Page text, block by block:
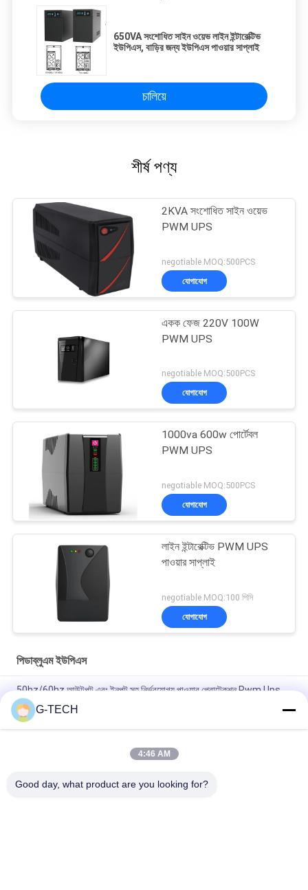
650VA সংশোধিত সাইন ওয়েভ লাইন ইন্টারেক্টিভ
ইউপিএস, বাড়ির জন্য ইউপিএস পাওয়ার সাপ্লাই
চালিয়ে
শীর্ষ পণ্য
2KVA সংশোধিত সাইন ওয়েভ
PWM UPS
negotiable MOQ:500PCS
যোগাযোগ
একক ফেজ 220V 100W
PWM UPS
negotiable MOQ:500PCS
যোগাযোগ
1000va 600w পোর্টেবল
PWM UPS
negotiable MOQ:500PCS
যোগাযোগ
লাইন ইন্টারেক্টিভ PWM UPS
পাওয়ার সাপ্লাই
negotiable MOQ:100 পিসি
যোগাযোগ
পিডাব্লুএম ইউপিএস
50hz/60hz আউটপুট এবং ইনপুট সহ নির্ভরযোগ্য পাওয়ার প্রোটেকশন Pwm Ups
1000VA 600W সংশোধিত সাইন ওয়েভ লাইন ইন্টারেক্টিভ ইউপিএস, কম্পিউটারের জন্য
ইউপিএস
অফিস পাওয়ার ব্যাকআপের জন্য লাইন-ইন্টারেক্টিভ ইউপিএস 400-2000va(প্লাস্টিক)
G-TECH
4:46 AM
Good day, what product are you looking for?